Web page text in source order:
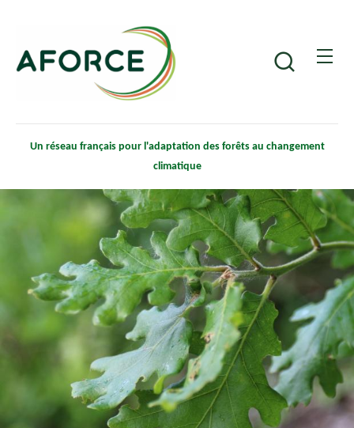
contenu
principal
Un réseau français pour l'adaptation des forêts au changement
climatique